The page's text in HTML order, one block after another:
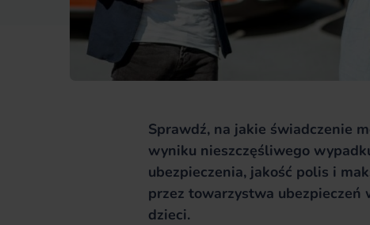
Sprawdź, na jakie świadczenie
wyniku nieszczęśliwego
ubezpieczenia, jakość polis i
przez towarzystwa ubezpieczeń
dzieci.